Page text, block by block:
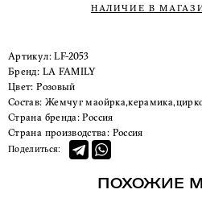
НАЛИЧИЕ В
Артикул:LF-2053
Бренд:
LA FAMILY
Цвет:
Розовый
Состав: Жемчуг
Страна бренда: Россия
Страна производства: Россия
Поделиться:
ПОХОЖИЕ